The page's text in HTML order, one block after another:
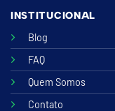
INSTITUCIONAL
Blog
FAQ
Quem Somos
Contato